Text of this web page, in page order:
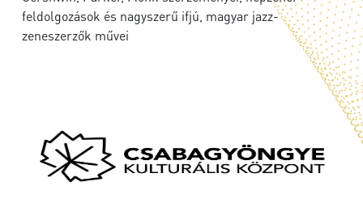
feldolgozások és nagyszerű ifjú, magyar jazz-
zeneszerzők művei